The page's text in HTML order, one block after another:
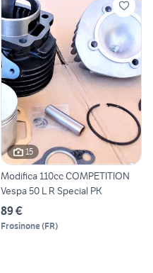
15
Modifica 110cc COMPETITION
Vespa 50 L R Special PK
89 €
Frosinone(FR)